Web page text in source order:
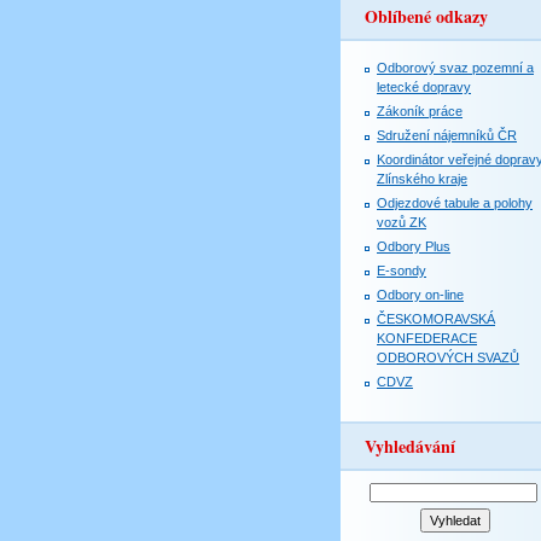
Oblíbené odkazy
Odborový svaz pozemní a
letecké dopravy
Zákoník práce
Sdružení nájemníků ČR
Koordinátor veřejné
Zlínského kraje
Odjezdové tabule a polohy
vozů ZK
Odbory Plus
E-sondy
Odbory on-line
ČESKOMORAVSKÁ
KONFEDERACE
ODBOROVÝCH SVAZŮ
CDVZ
Vyhledávání